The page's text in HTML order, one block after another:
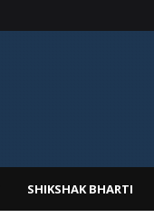
SHIKSHAK BHARTI